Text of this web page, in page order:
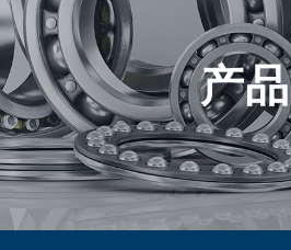
集团据点
产品
企业发展里程碑
产品